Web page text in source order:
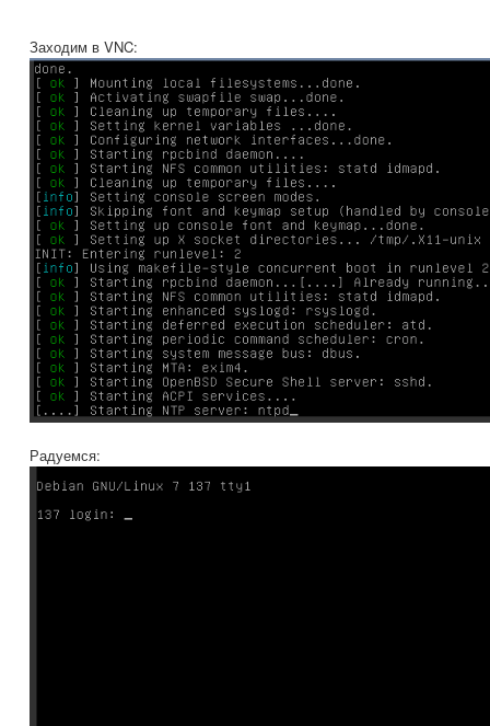
Заходим в VNC:
Радуемся: